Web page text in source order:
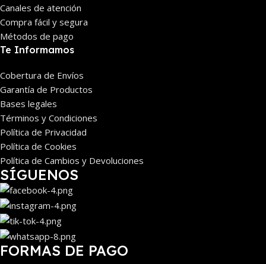
Canales de atención
Compra fácil y segura
Métodos de pago
Te Informamos
Cobertura de Envíos
Garantía de Productos
Bases legales
Términos y Condiciones
Política de Privacidad
Política de Cookies
Política de Cambios y Devoluciones
SÍGUENOS
FORMAS DE PAGO